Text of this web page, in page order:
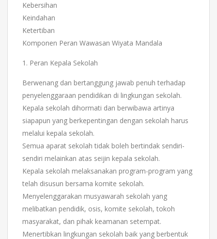
Kebersihan
Keindahan
Ketertiban
Komponen Peran Wawasan Wiyata Mandala
1. Peran Kepala Sekolah
Berwenang dan bertanggung jawab penuh terhadap
penyelenggaraan pendidikan di lingkungan sekolah.
Kepala sekolah dihormati dan berwibawa artinya
siapapun yang berkepentingan dengan sekolah harus
melalui kepala sekolah.
Semua aparat sekolah tidak boleh bertindak sendiri-
sendiri melainkan atas seijin kepala sekolah.
Kepala sekolah melaksanakan program-program yang
telah disusun bersama komite sekolah.
Menyelenggarakan musyawarah sekolah yang
melibatkan pendidik, osis, komite sekolah, tokoh
masyarakat, dan pihak keamanan setempat.
Menertibkan lingkungan sekolah baik yang berbentuk